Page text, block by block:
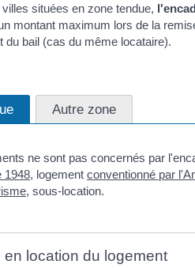
situées en zone tendue,
montant maximum lors de la
du bail (cas du même locataire).
Autre zone
ne sont pas concernés par
1948, logement conventionné par
, sous-location.
en location du logement